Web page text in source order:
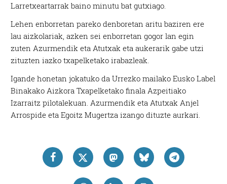
Larretxeartarrak baino minutu bat gutxiago.
Lehen enborretan pareko denboretan aritu baziren ere
lau aizkolariak, azken sei enborretan gogor lan egin
zuten Azurmendik eta Atutxak eta aukerarik gabe utzi
zituzten iazko txapelketako irabazleak.
Igande honetan jokatuko da Urrezko mailako Eusko Label
Binakako Aizkora Txapelketako finala Azpeitiako
Izarraitz pilotalekuan. Azurmendik eta Atutxak Anjel
Arrospide eta Egoitz Mugertza izango dituzte aurkari.